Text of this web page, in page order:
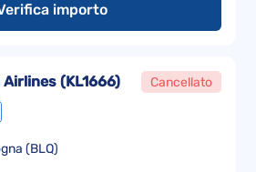
importo
Airlines (KL1666) Cancellato
(BLQ)